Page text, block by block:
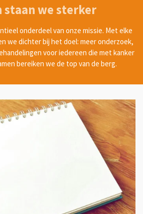
staan we sterker
onderdeel van onze missie. Met elke
we dichter bij het doel: meer onderzoek,
voor iedereen die met kanker
bereiken we de top van de berg.